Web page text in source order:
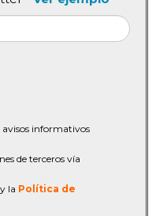
informativos
de terceros vía
y la Política de